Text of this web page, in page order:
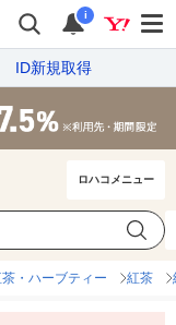
i
ID新規取得
ロハコメニュー
・ハーブティー 紅茶